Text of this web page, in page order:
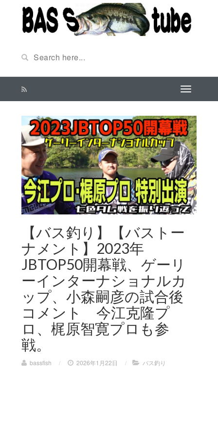
【バス釣り】【バストー
ナメント】2023年
JBTOP50開幕戦、ゲーリ
ーインターナショナルカ
ップ、小森嗣彦の試合後
コメント 今江克隆プ
ロ、梶原智寛プロも参
戦。
bassfish / 2026年1月22日 / バス釣り